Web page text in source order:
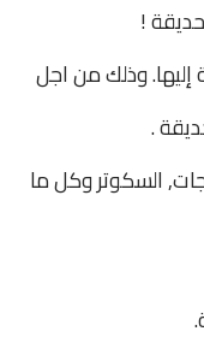
!
إليها. وذلك من اجل
.
السكوتر وكل ما